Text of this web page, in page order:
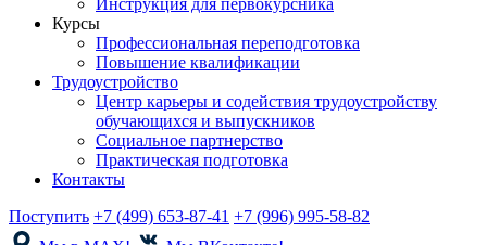
Инструкция для первокурсника
Курсы
Профессиональная переподготовка
Повышение квалификации
Трудоустройство
Центр карьеры и содействия трудоустройству
обучающихся и выпускников
Социальное партнерство
Практическая подготовка
Контакты
Поступить +7 (499) 653-87-41 +7 (996) 995-58-82